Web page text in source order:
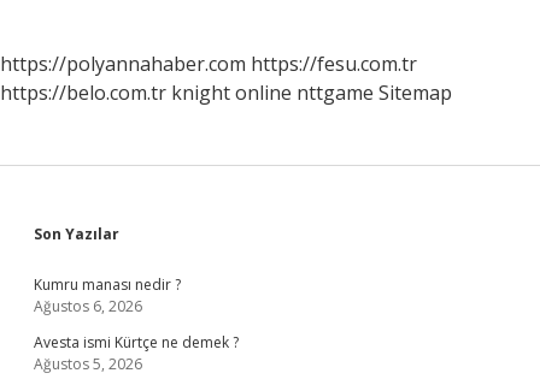
https://polyannahaber.com https://fesu.com.tr
https://belo.com.tr knight online nttgame Sitemap
Sidebar
Son Yazılar
Kumru manası nedir ?
Ağustos 6, 2026
Avesta ismi Kürtçe ne demek ?
Ağustos 5, 2026